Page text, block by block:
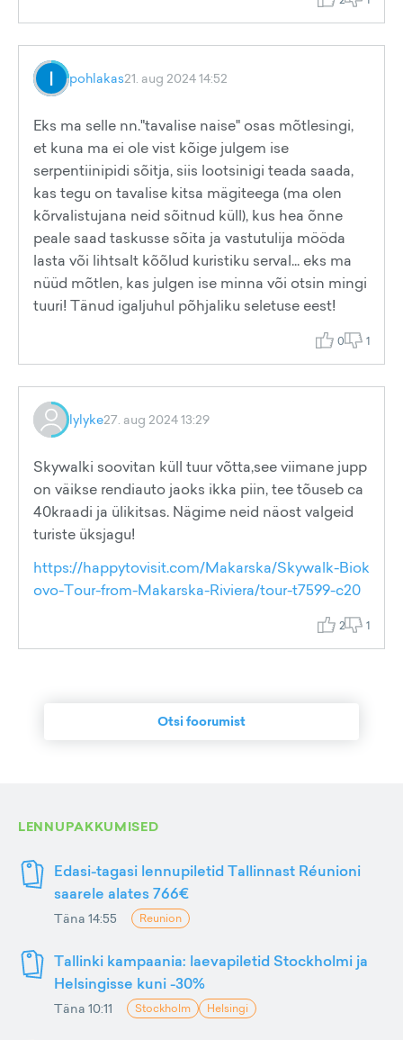
pohlakas21. aug 2024 14:52
Eks ma selle nn."tavalise naise" osas mõtlesingi,
et kuna ma ei ole vist kõige julgem ise
serpentiinipidi sõitja, siis lootsinigi teada saada,
kas tegu on tavalise kitsa mägiteega (ma olen
kõrvalistujana neid sõitnud küll), kus hea õnne
peale saad taskusse sõita ja vastutulija mööda
lasta või lihtsalt kõõlud kuristiku serval... eks ma
nüüd mõtlen, kas julgen ise minna või otsin mingi
tuuri! Tänud igaljuhul põhjaliku seletuse eest!
0 1
lylyke27. aug 2024 13:29
Skywalki soovitan küll tuur võtta,see viimane jupp
on väikse rendiauto jaoks ikka piin, tee tõuseb ca
40kraadi ja ülikitsas. Nägime neid näost valgeid
turiste üksjagu!
https://happytovisit.com/Makarska/Skywalk-Biok
ovo-Tour-from-Makarska-Riviera/tour-t7599-c20
2 1
Otsi foorumist
LENNUPAKKUMISED
Edasi-tagasi lennupiletid Tallinnast Réunioni
saarele alates 766€
Täna 14:55 Reunion
Tallinki kampaania: laevapiletid Stockholmi ja
Helsingisse kuni -30%
Täna 10:11 Stockholm Helsingi